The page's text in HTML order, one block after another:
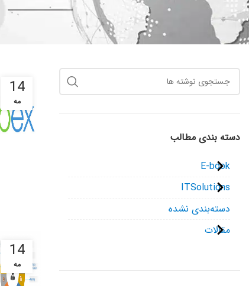
14
مه
14
مه
دسته بندی مطالب
E-book
ITSolutions
دسته‌بندی نشده
مقالات